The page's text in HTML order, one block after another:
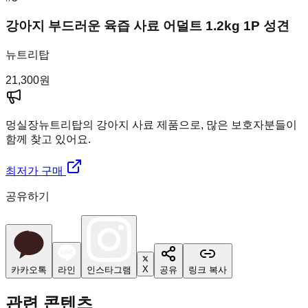
강아지 부드러운 육즙 사료 어덜트 1.2kg 1P 성견
뉴트리탑
21,300원
멍실장뉴트리탑의 강아지 사료 제품으로, 많은 보호자분들이
함께 찾고 있어요.
최저가 구매
공유하기
카카오톡 라인 인스타그램 X 공유 링크 복사
관련 콘텐츠